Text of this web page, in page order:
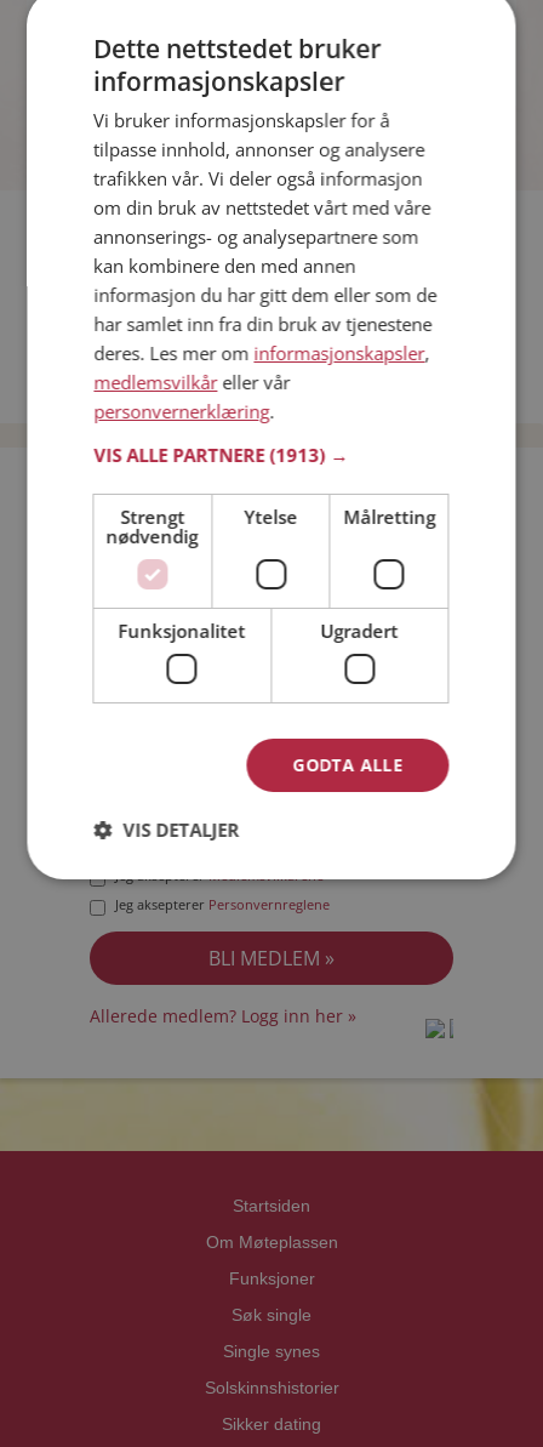
dere sammen som hånd i hanske?
Fler single
Flere singlemenn fra Tolga: Robert,Thor Erik,Jonny
Kvinner fra Tolga
Date kvinner i Norge
Date menn i Norge
Bli medlem gratis!
Jeg er en: Mann Kvinne
Min alder:
Jeg akseptererMedlemsvilkårene
Jeg aksepterer Personvernreglene
Allerede medlem? Logg inn her »
Startsiden
Om Møteplassen
Funksjoner
Søk single
Single synes
Solskinnshistorier
Sikker dating
Dette nettstedet bruker
informasjonskapsler
Vi bruker informasjonskapsler for å
tilpasse innhold, annonser og analysere
trafikken vår. Vi deler også informasjon
om din bruk av nettstedet vårt med våre
annonserings- og analysepartnere som
kan kombinere den med annen
informasjon du har gitt dem eller som de
har samlet inn fra din bruk av tjenestene
deres. Les mer om informasjonskapsler,
medlemsvilkåreller vår
personvernerklæring.
VIS ALLE PARTNERE(1913) →
Strengt
nødvendig
Ytelse Målretting
Funksjonalitet Ugradert
GODTA ALLE
VIS DETALJER